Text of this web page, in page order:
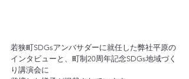
若狭町SDGsアンバサダーに就任した弊社平原の
インタビューと、町制20周年記念SDGs地域づく
り講演会に